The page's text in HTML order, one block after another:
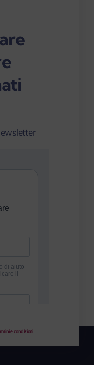
e condizioni